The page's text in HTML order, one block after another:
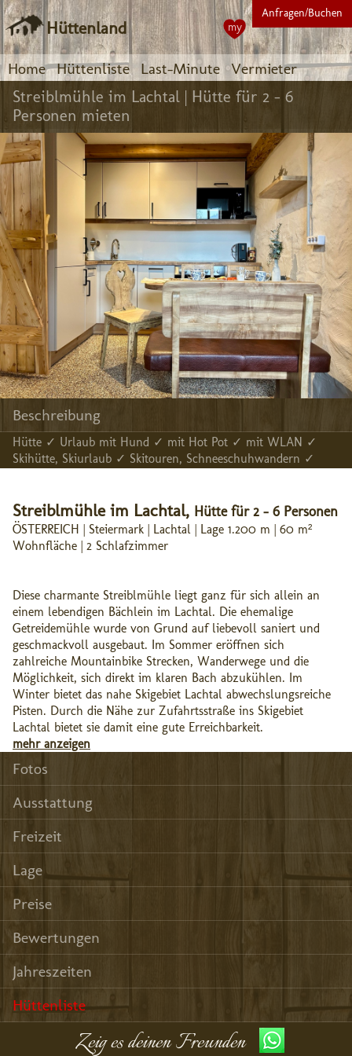
Hüttenland
Home Hüttenliste Last-Minute Vermieter
Anfragen/Buchen
my
Streiblmühle im Lachtal | Hütte für 2 - 6
Personen mieten
Beschreibung
Hütte ✓ Urlaub mit Hund ✓ mit Hot Pot ✓ mit WLAN ✓
Skihütte, Skiurlaub ✓ Skitouren, Schneeschuhwandern ✓
Streiblmühle im Lachtal, Hütte für 2 - 6 Personen
ÖSTERREICH | Steiermark | Lachtal | Lage 1.200 m | 60 m²
Wohnfläche | 2 Schlafzimmer
Diese charmante Streiblmühle liegt ganz für sich allein an
einem lebendigen Bächlein im Lachtal. Die ehemalige
Getreidemühle wurde von Grund auf liebevoll saniert und
geschmackvoll ausgebaut. Im Sommer eröffnen sich
zahlreiche Mountainbike Strecken, Wanderwege und die
Möglichkeit, sich direkt im klaren Bach abzukühlen. Im
Winter bietet das nahe Skigebiet Lachtal abwechslungsreiche
Pisten. Durch die Nähe zur Zufahrtsstraße ins Skigebiet
Lachtal bietet sie damit eine gute Erreichbarkeit.
mehr anzeigen
Fotos
Ausstattung
Freizeit
Lage
Preise
Bewertungen
Jahreszeiten
Hüttenliste
Zeig es deinen Freunden